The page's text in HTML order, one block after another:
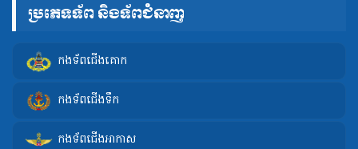
ប្រភេទទ័ព និងទ័ពជំនាញ
កងទ័ពជើងគោក
កងទ័ពជើងទឹក
កងទ័ពជើងអាកាស